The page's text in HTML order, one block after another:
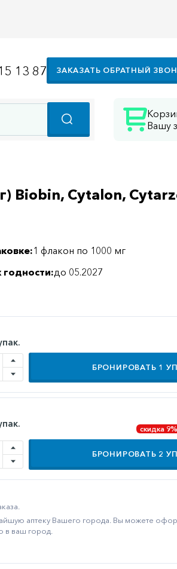
Вашу
13 87 ЗАКАЗАТЬ ОБРАТНЫЙ
Biobin, Cytalon,
1 флакон по 1000 мг
годности:до 05.2027
БРОНИРОВАТЬ 1
скидка 9%
БРОНИРОВАТЬ 2
аптеку Вашего города. Вы можете
в ваш город.